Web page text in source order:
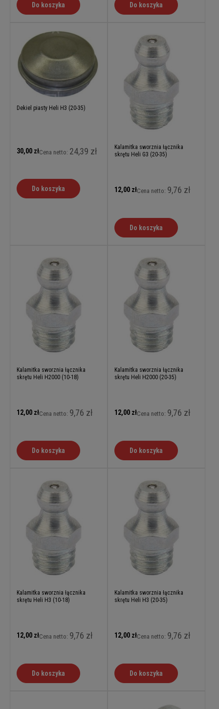
Do koszyka Do koszyka
Dekiel piasty Heli H3 (20-35)
30,00 złCena netto: 24,39 zł
Do koszyka
Kalamitka sworznia łącznika
skrętu Heli G3 (20-35)
12,00 złCena netto: 9,76 zł
Do koszyka
Kalamitka sworznia łącznika
skrętu Heli H2000 (10-18)
12,00 złCena netto: 9,76 zł
Do koszyka
Kalamitka sworznia łącznika
skrętu Heli H2000 (20-35)
12,00 złCena netto: 9,76 zł
Do koszyka
Kalamitka sworznia łącznika
skrętu Heli H3 (10-18)
12,00 złCena netto: 9,76 zł
Do koszyka
Kalamitka sworznia łącznika
skrętu Heli H3 (20-35)
12,00 złCena netto: 9,76 zł
Do koszyka